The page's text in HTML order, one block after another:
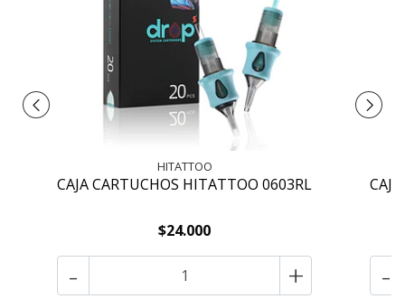
HITATTOO
CAJA CARTUCHOS HITATTOO 0603RL
$24.000
- + -